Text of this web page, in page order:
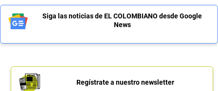
Siga las noticias de EL COLOMBIANO desde Google
News
Regístrate a nuestro newsletter